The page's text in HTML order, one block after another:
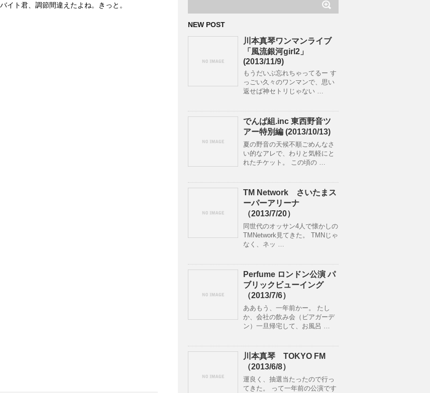
イト君、調節間違えたよね。きっと。
NEW POST
川本真琴ワンマンライブ
「風流銀河girl2」
(2013/11/9)
もうだいぶ忘れちゃってるー す
っごい久々のワンマンで、思い
返せば神セトリじゃない …
でんぱ組.inc 東西野音ツ
アー特別編 (2013/10/13)
夏の野音の天候不順ごめんなさ
い的なアレで、わりと気軽にと
れたチケット。 この頃の …
TM Network さいたまス
ーパーアリーナ
（2013/7/20）
同世代のオッサン4人で懐かしの
TMNetwork見てきた。 TMNじゃ
なく、ネッ …
Perfume ロンドン公演 パ
ブリックビューイング
（2013/7/6）
ああもう、一年前かー。 たし
か、会社の飲み会（ビアガーデ
ン）一旦帰宅して、お風呂 …
川本真琴 TOKYO FM
（2013/6/8）
運良く、抽選当たったので行っ
てきた。 って一年前の公演です